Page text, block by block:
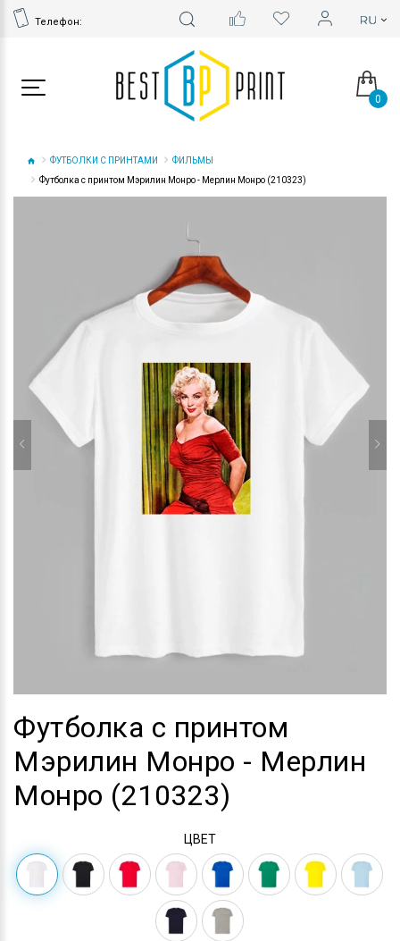
Телефон:
0
ФУТБОЛКИ С ПРИНТАМИ
ФИЛЬМЫ
Футболка с принтом Мэрилин Монро - Мерлин Монро (210323)
Футболка с принтом
Мэрилин Монро - Мерлин
Монро (210323)
ЦВЕТ